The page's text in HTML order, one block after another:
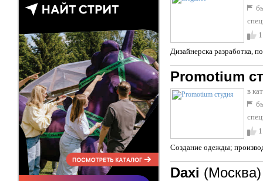
1
Дизайнерска разработка,
Promotium
в
1
Cоздание одежды;
Daxi (Москва)